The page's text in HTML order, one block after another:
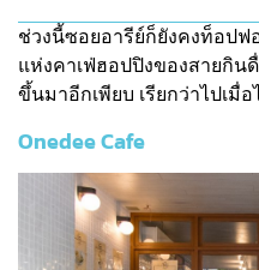
ช่วงนี้ซอยอารีย์ก็ยังคงท็อปฟ
แห่งคาเฟ่ฮอปปิงของสายกิ
ขึ้นมาอีกเพียบ เรียกว่าไปเมื่
Onedee Cafe